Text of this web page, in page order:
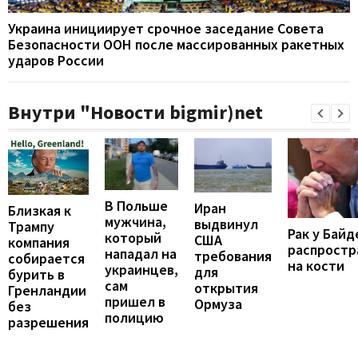
Украина инициирует срочное заседание Совета
Безопасности ООН после массированных ракетных
ударов России
Внутри "Новости bigmir)net
Близкая к
Трампу
компания
собирается
бурить в
Гренландии
без
разрешения
В Польше
мужчина,
который
нападал на
украинцев,
сам
пришел в
полицию
Иран
выдвинул
США
требования
для
открытия
Ормуза
Рак у
на кости